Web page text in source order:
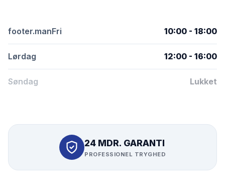
footer.manFri 10:00 - 18:00
Lørdag 12:00 - 16:00
Søndag Lukket
24 MDR. GARANTI
PROFESSIONEL TRYGHED